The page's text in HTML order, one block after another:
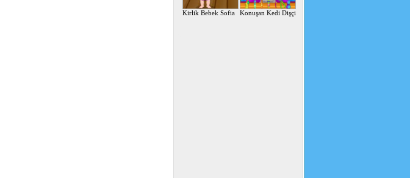
Kirlik Bebek Sofia Konuşan Kedi Dişçi